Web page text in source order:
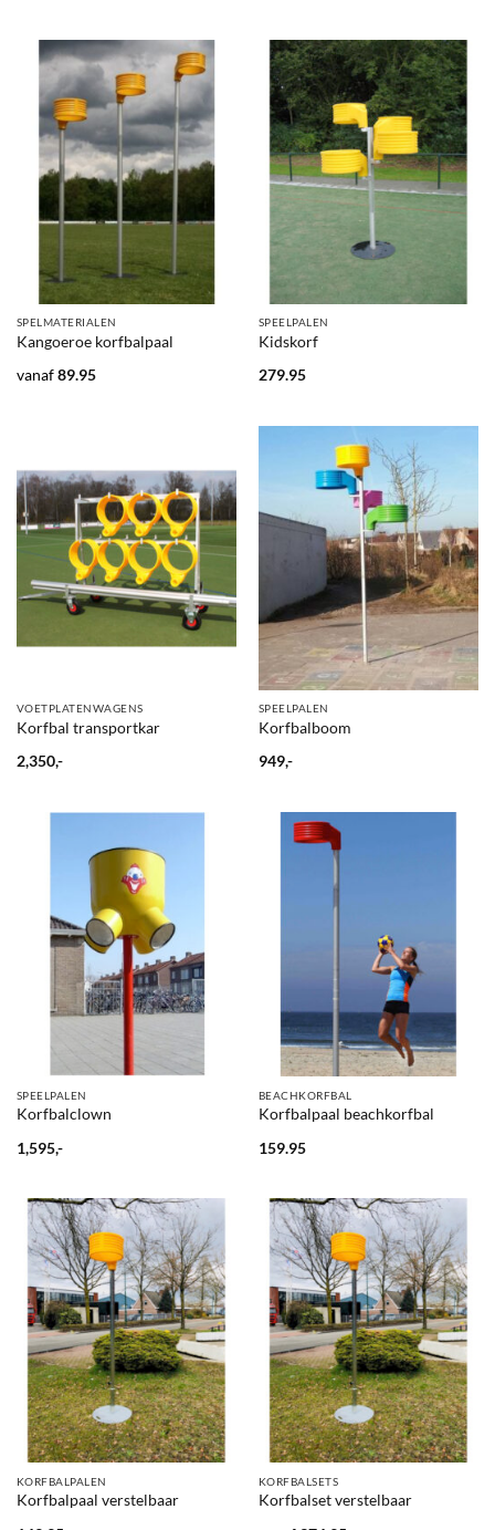
SPELMATERIALEN
Kangoeroe korfbalpaal
vanaf89.95
SPEELPALEN
Kidskorf
279.95
VOETPLATENWAGENS
Korfbal transportkar
2,350,-
SPEELPALEN
Korfbalboom
949,-
SPEELPALEN
Korfbalclown
1,595,-
BEACHKORFBAL
Korfbalpaal beachkorfbal
159.95
KORFBALPALEN
Korfbalpaal verstelbaar
KORFBALSETS
Korfbalset verstelbaar